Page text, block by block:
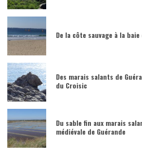
De la côte sauvage à la
Des marais salants de
du Croisic
Du sable fin aux marais
médiévale de Guérande